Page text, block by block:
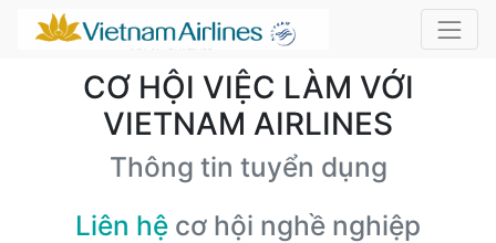
CƠ HỘI VIỆC LÀM VỚI
VIETNAM AIRLINES
Thông tin tuyển dụng
Liên hệ cơ hội nghề nghiệp